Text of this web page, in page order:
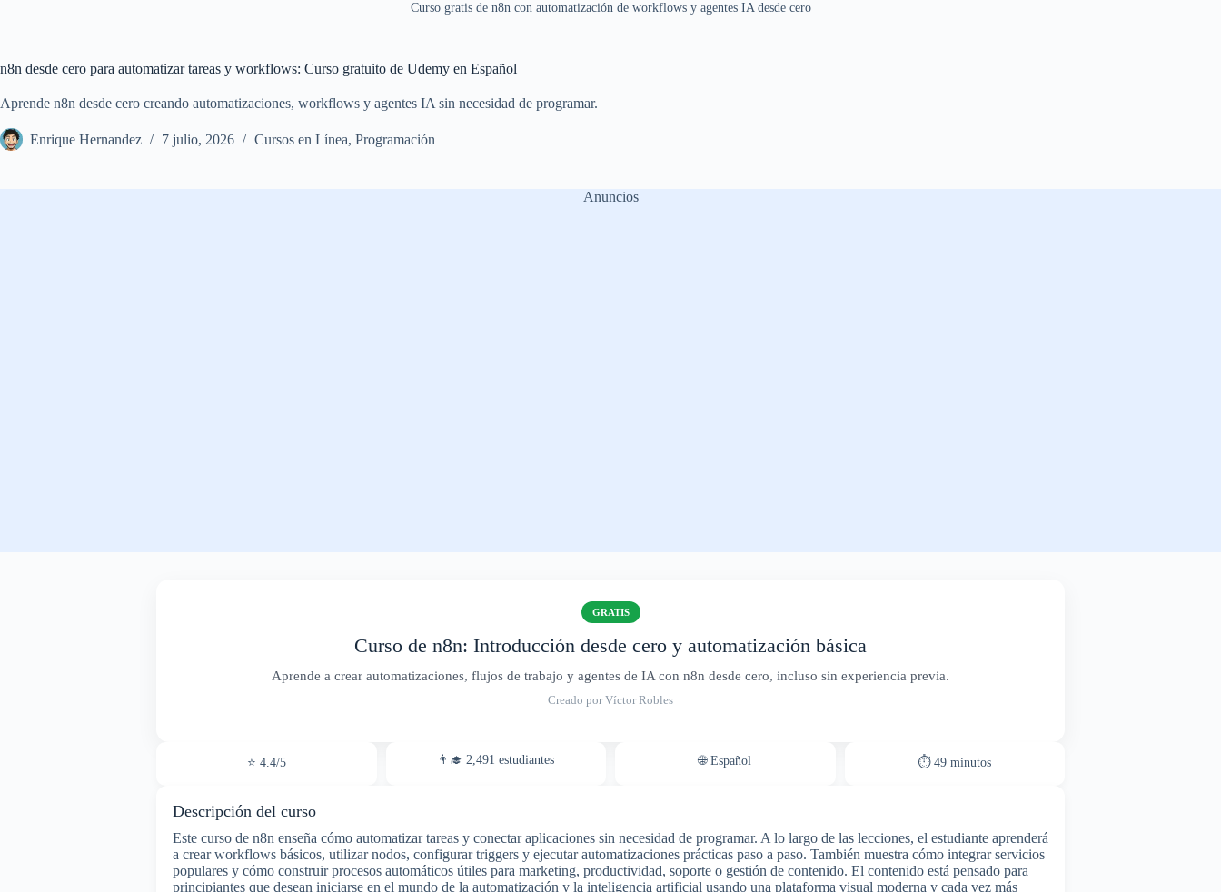
Curso gratis de n8n con automatización de workflows y agentes IA desde cero
n8n desde cero para automatizar tareas y workflows: Curso gratuito de Udemy en Español
Aprende n8n desde cero creando automatizaciones, workflows y agentes IA sin necesidad de programar.
Enrique Hernandez 7 julio, 2026 Cursos en Línea, Programación
Anuncios
GRATIS
Curso de n8n: Introducción desde cero y automatización básica
Aprende a crear automatizaciones, flujos de trabajo y agentes de IA con n8n desde cero, incluso sin experiencia previa.
Creado por Víctor Robles
⭐ 4.4/5 👨‍🎓 2,491 estudiantes 🌐 Español ⏱ 49 minutos
Descripción del curso
Este curso de n8n enseña cómo automatizar tareas y conectar aplicaciones sin necesidad de programar. A lo largo de las lecciones, el estudiante aprenderá
a crear workflows básicos, utilizar nodos, configurar triggers y ejecutar automatizaciones prácticas paso a paso. También muestra cómo integrar servicios
populares y cómo construir procesos automáticos útiles para marketing, productividad, soporte o gestión de contenido. El contenido está pensado para
principiantes que desean iniciarse en el mundo de la automatización y la inteligencia artificial usando una plataforma visual moderna y cada vez más